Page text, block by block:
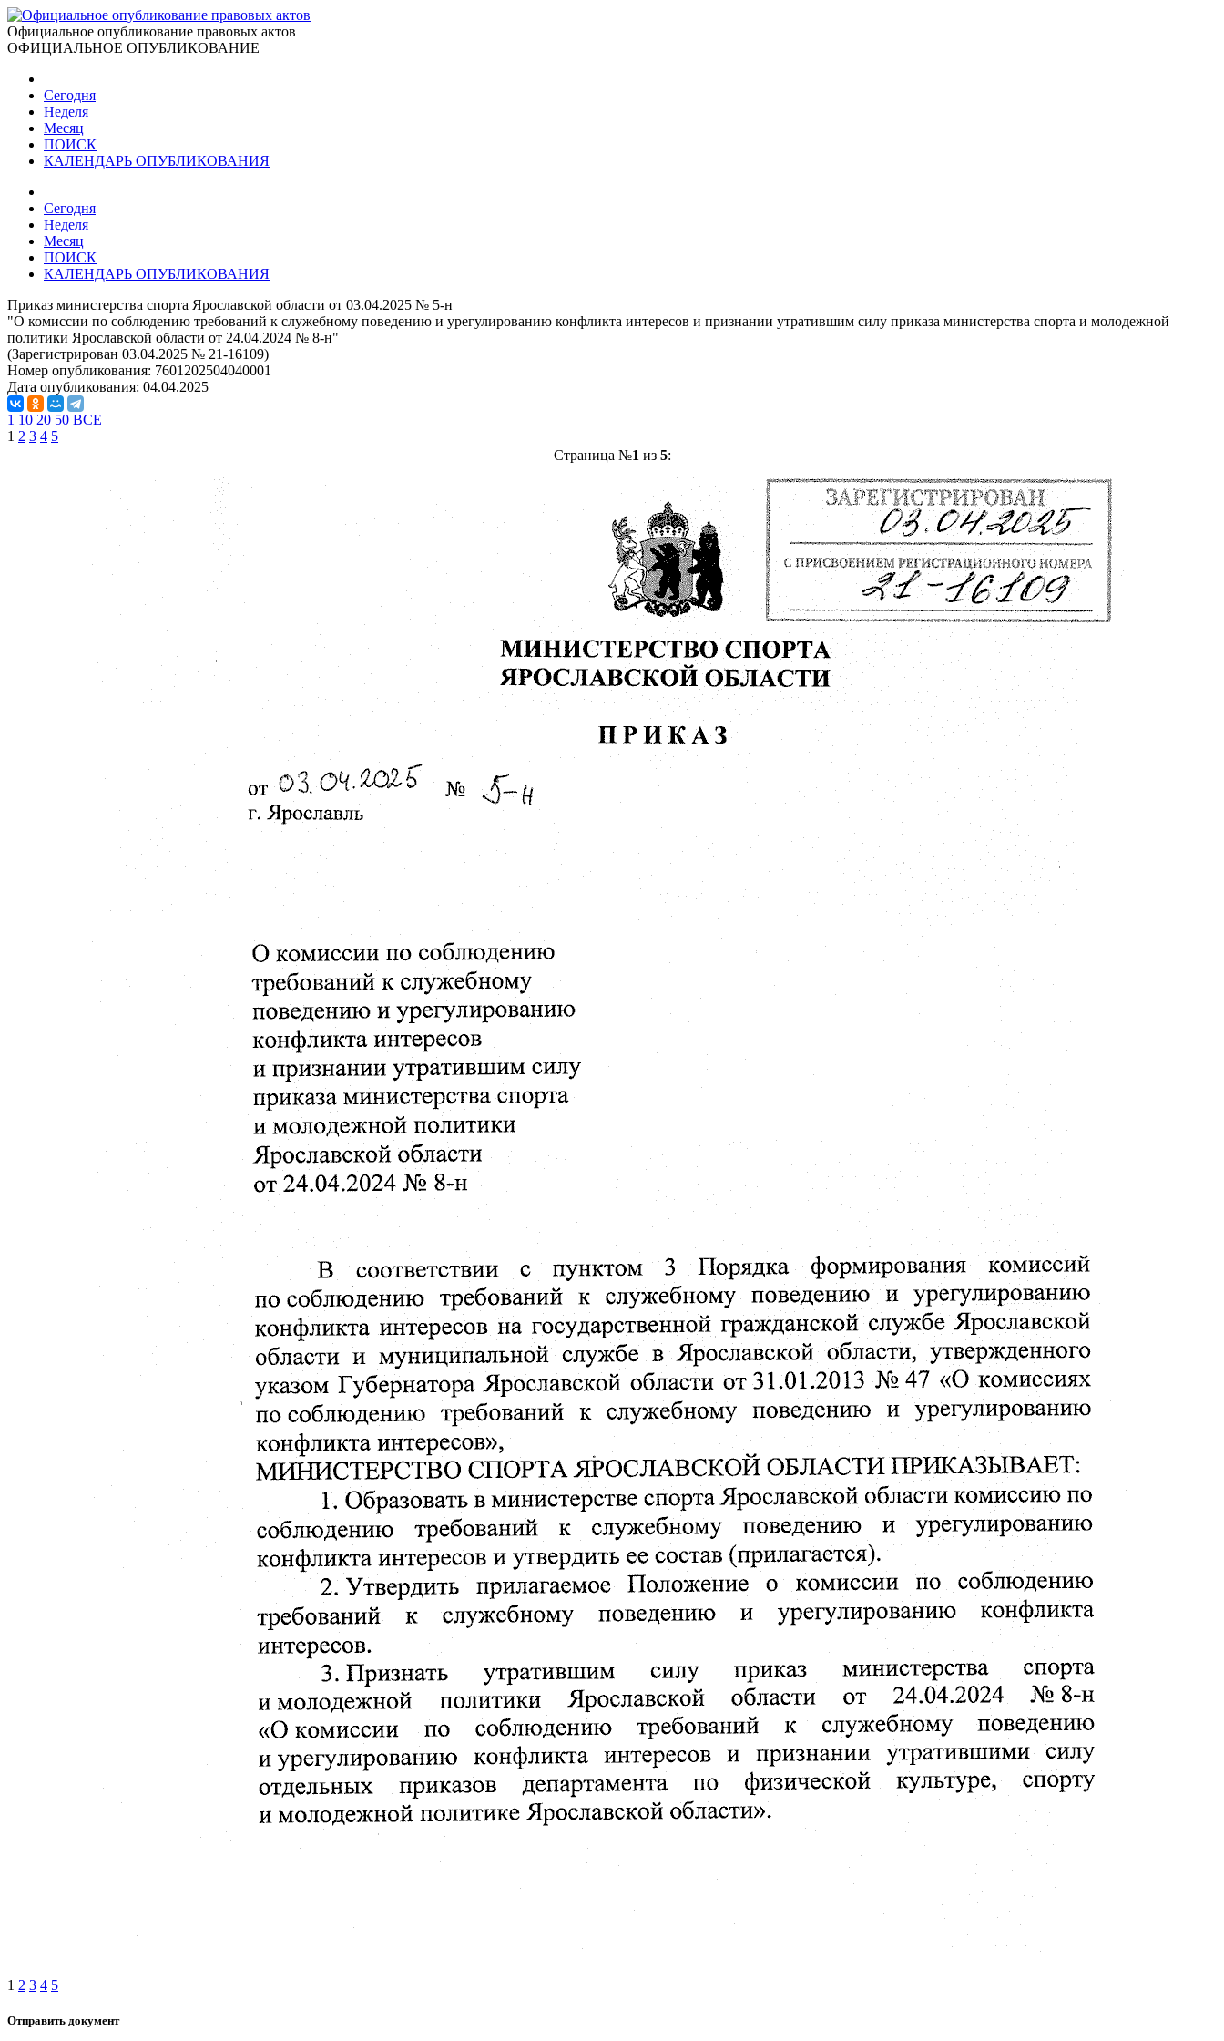
Официальное опубликование правовых актов
ОФИЦИАЛЬНОЕ ОПУБЛИКОВАНИЕ
Сегодня
Неделя
Месяц
ПОИСК
КАЛЕНДАРЬ ОПУБЛИКОВАНИЯ
Сегодня
Неделя
Месяц
ПОИСК
КАЛЕНДАРЬ ОПУБЛИКОВАНИЯ
Приказ министерства спорта Ярославской области от 03.04.2025 № 5-н
"О комиссии по соблюдению требований к служебному поведению и урегулированию конфликта интересов и признании утратившим силу приказа министерства спорта и молодежной
политики Ярославской области от 24.04.2024 № 8-н"
(Зарегистрирован 03.04.2025 № 21-16109)
Номер опубликования: 7601202504040001
Дата опубликования: 04.04.2025
1 10 20 50 ВСЕ
1 2 3 4 5
Страница №1 из 5:
1 2 3 4 5
Отправить документ